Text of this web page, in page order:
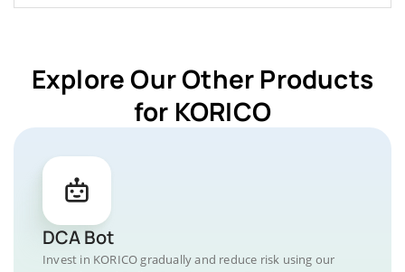
Explore Our Other Products
for KORICO
DCA Bot
Invest in KORICO gradually and reduce risk using our